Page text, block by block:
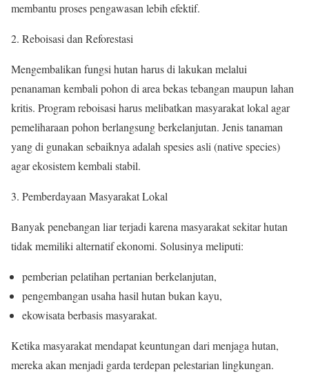
membantu proses pengawasan lebih efektif.
Reboisasi dan Reforestasi
Mengembalikan fungsi hutan harus di lakukan melalui
penanaman kembali pohon di area bekas tebangan maupun lahan
kritis. Program reboisasi harus melibatkan masyarakat lokal agar
pemeliharaan pohon berlangsung berkelanjutan. Jenis tanaman
yang di gunakan sebaiknya adalah spesies asli (native species)
agar ekosistem kembali stabil.
Pemberdayaan Masyarakat Lokal
Banyak penebangan liar terjadi karena masyarakat sekitar hutan
tidak memiliki alternatif ekonomi. Solusinya meliputi:
pemberian pelatihan pertanian berkelanjutan,
pengembangan usaha hasil hutan bukan kayu,
ekowisata berbasis masyarakat.
Ketika masyarakat mendapat keuntungan dari menjaga hutan,
mereka akan menjadi garda terdepan pelestarian lingkungan.